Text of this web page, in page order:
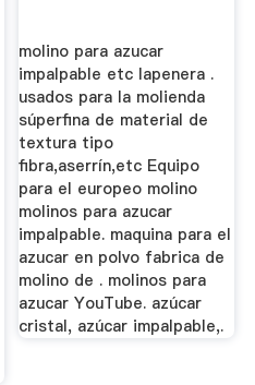
molino para azucar
impalpable etc lapenera .
usados para la molienda
súperfina de material de
textura tipo
fibra,aserrín,etc Equipo
para el europeo molino
molinos para azucar
impalpable. maquina para el
azucar en polvo fabrica de
molino de . molinos para
azucar YouTube. azúcar
cristal, azúcar impalpable,.